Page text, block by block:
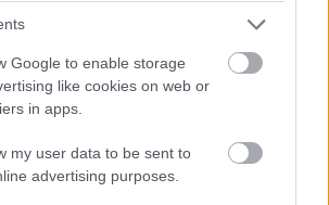
Google to enable storage
like cookies on web or
in apps.
my user data to be sent to
advertising purposes.
Oy ❯
Oy ❯
Oy ❯